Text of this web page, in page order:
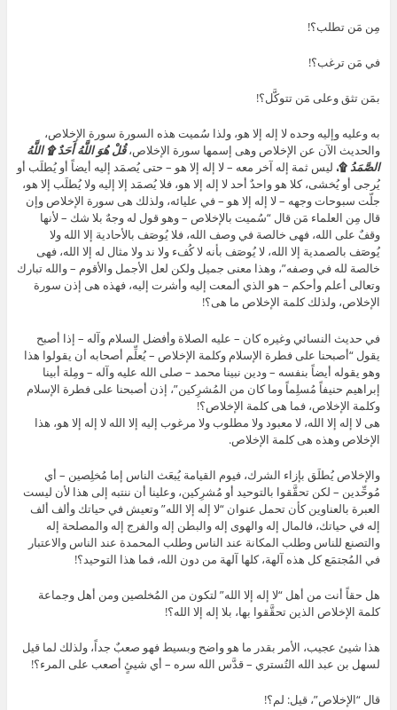
مِن مَن تطلب؟!
في مَن ترغب؟!
بمَن تثق وعلى مَن تتوكَّل؟!
به وعليه وإليه وحده لا إله إلا هو، ولذا سُميت هذه السورة سورة الإخلاص،
والحديث الآن عن الإخلاص وهى إسمها سورة الإخلاص،قُلْ هُوَ اللَّهُ أَحَدٌ ۩ اللَّهُ
الصَّمَدُ۩، ليس ثمة إله آخر معه – لا إله إلا هو – حتى يُصمَد إليه أيضاً أو يُطلَب أو
يُرجى أو يُخشى، كلا هو واحدٌ أحد لا إله إلا هو، فلا يُصمَد إلا إليه ولا يُطلَب إلا هو،
جلّت سبوحات وجهه – لا إله إلا هو – في عليائه، ولذلك هى سورة الإخلاص وإن
قال مِن العلماء مَن قال “سُميت بالإخلاص – وهو قول له وجهٌ بلا شك – لأنها
وقفٌ على الله، فهى خالصة في وصف الله، فلا يُوصَف بالأحادية إلا الله ولا
يُوصَف بالصمدية إلا الله، لا يُوصَف بأنه لا كُفء ولا ند ولا مثال له إلا الله، فهى
خالصة لله في وصفه”، وهذا معنى جميل ولكن لعل الأجمل والأقوم – والله تبارك
وتعالى أعلم وأحكم – هو الذي ألمعت إليه وأشرت إليه، فهذه هى إذن سورة
الإخلاص، ولذلك كلمة الإخلاص ما هى؟!
في حديث النسائي وغيره كان – عليه الصلاة وأفضل السلام وآله – إذا أصبح
يقول “أصبحنا على فطرة الإسلام وكلمة الإخلاص – يُعلِّم أصحابه أن يقولوا هذا
وهو يقوله أيضاً بنفسه – ودين نبينا محمد – صلى الله عليه وآله – ومِلة أبينا
إبراهيم حنيفاً مُسلِماً وما كان من المُشرِكين”، إذن أصبحنا على فطرة الإسلام
وكلمة الإخلاص، فما هى كلمة الإخلاص؟!
هى لا إله إلا الله، لا معبود ولا مطلوب ولا مرغوب إليه إلا الله لا إله إلا هو، هذا
الإخلاص وهذه هى كلمة الإخلاص.
والإخلاص يُطلَق بإزاء الشرك، فيوم القيامة يُبعَث الناس إما مُخلِصين – أي
مُوحِّدين – لكن تحقَّقوا بالتوحيد أو مُشرِكين، وعلينا أن ننتبه إلى هذا لأن ليست
العبرة بالعناوين كأن تحمل عنوان “لا إله إلا الله” وتعيش في حياتك وألف ألف
إله في حياتك، فالمال إله والهوى إله والبطن إله والفرج إله والمصلحة إله
والتصنع للناس وطلب المكانة عند الناس وطلب المحمدة عند الناس والاعتبار
في المُجتمَع كل هذه آلهة، كلها آلهة من دون الله، فما هذا التوحيد؟!
هل حقاً أنت من أهل “لا إله إلا الله” لتكون من المُخلصين ومن أهل وجماعة
كلمة الإخلاص الذين تحقَّقوا بها، بلا إله إلا الله؟!
هذا شيئ عجيب، الأمر بقدر ما هو واضح وبسيط فهو صعبٌ جداً، ولذلك لما قيل
لسهل بن عبد الله التُستري – قدَّس الله سره – أي شيئٍ أصعب على المرء؟!
قال “الإخلاص”، قيل: لم؟!